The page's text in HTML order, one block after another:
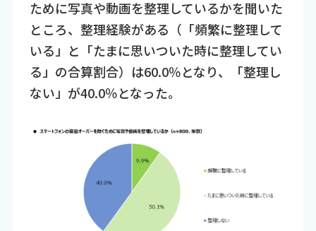
ために写真や動画を整理しているかを聞いた
ところ、整理経験がある（「頻繁に整理して
いる」と「たまに思いついた時に整理してい
る」の合算割合）は60.0％となり、「整理し
ない」が40.0％となった。